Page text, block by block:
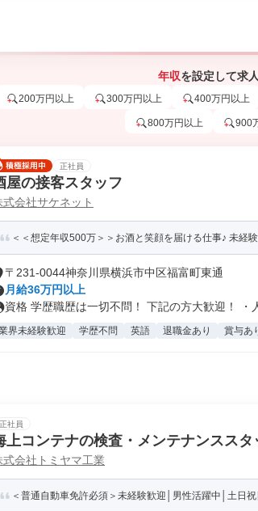
年収を設定して求
200万円以上 300万円以上 400万円以上
800万円以上 900
正社員
屋の接客スタッフ
式会社サケネット
＜＜想定年収500万＞＞お酒と笑顔を届ける仕事♪ 未経
〒231-0044神奈川県横浜市中区福富町東通
月給36万円以上
資格 学歴職歴は一切不問！ 下記の方大歓迎！ ・
界未経験歓迎 学歴不問 英語 退職金あり 賞与あ
正社員
上コンテナの検査・メンテナンススタ
式会社トミヤマ工業
＜普通自動車免許必須＞未経験歓迎│男性活躍中│土日